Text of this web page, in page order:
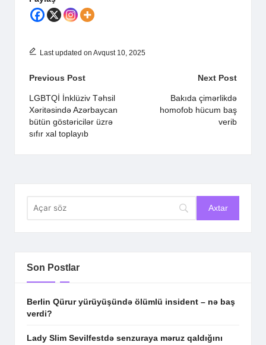
Last updated on Avqust 10, 2025
Post
navigation
Previous Post
LGBTQİ İnklüziv Təhsil
Xəritəsində Azərbaycan
bütün göstəricilər üzrə
sıfır xal toplayıb
Next Post
Bakıda çimərlikdə
homofob hücum baş
verib
Son Postlar
Berlin Qürur yürüyüşündə ölümlü insident – nə baş
verdi?
Lady Slim Sevilfestdə senzuraya məruz qaldığını